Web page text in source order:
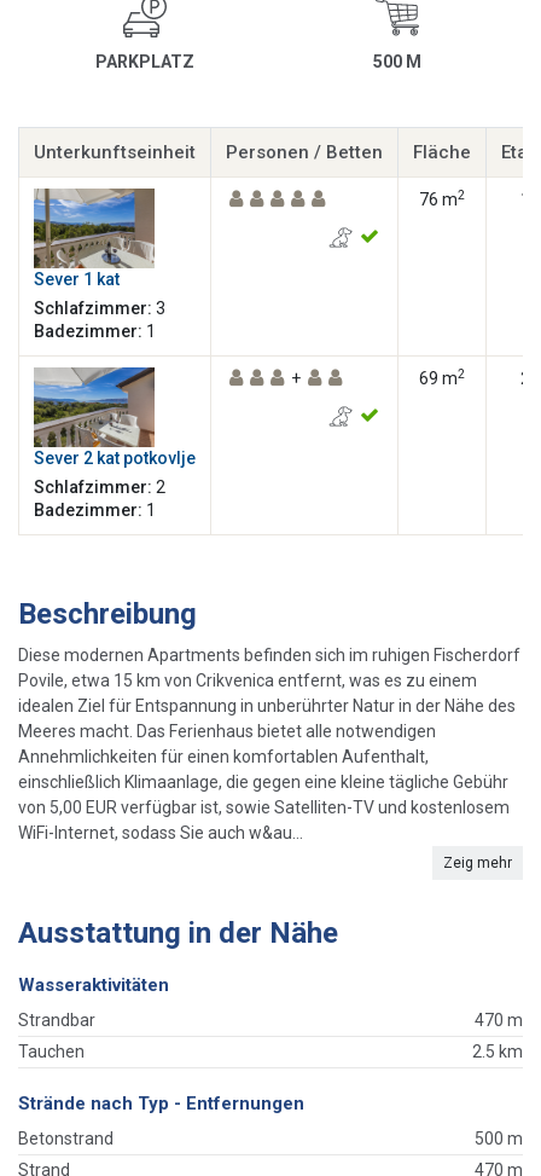
PARKPLATZ 500 M
Unterkunftseinheit Personen / Betten Fläche
Sever 1 kat
Schlafzimmer: 3
Badezimmer: 1
76 m2 1
Sever 2 kat potkovlje
Schlafzimmer: 2
Badezimmer: 1
+ 69 m2 2
Beschreibung
Diese modernen Apartments befinden sich im ruhigen Fischerdorf
Povile, etwa 15 km von Crikvenica entfernt, was es zu einem
idealen Ziel für Entspannung in unberührter Natur in der Nähe des
Meeres macht. Das Ferienhaus bietet alle notwendigen
Annehmlichkeiten für einen komfortablen Aufenthalt,
einschließlich Klimaanlage, die gegen eine kleine tägliche Gebühr
von 5,00 EUR verfügbar ist, sowie Satelliten-TV und kostenlosem
WiFi-Internet, sodass Sie auch w&au...
Zeig mehr
Ausstattung in der Nähe
Wasseraktivitäten
Strandbar
470 m
Tauchen
2.5 km
Strände nach Typ - Entfernungen
Betonstrand
500 m
Strand
470 m